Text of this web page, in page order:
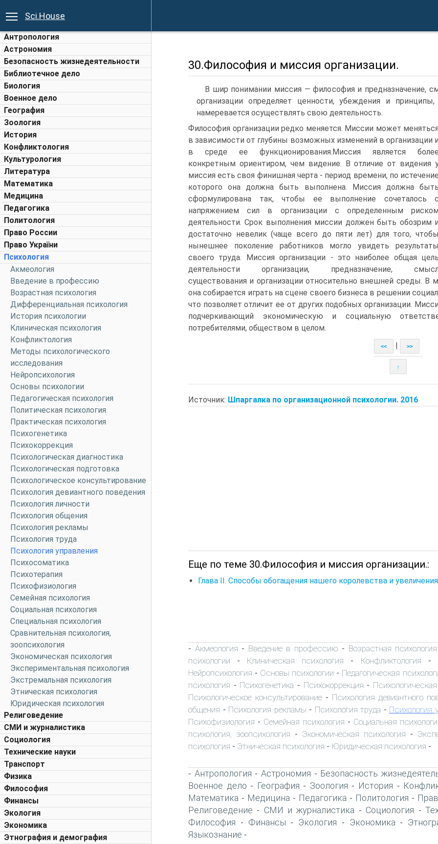
Sci.House
Антропология
Астрономия
Безопасность жизнедеятельности
Библиотечное дело
Биология
Военное дело
География
Зоология
История
Конфликтология
Культурология
Литература
Математика
Медицина
Педагогика
Политология
Право России
Право України
Психология
Акмеология
Введение в профессию
Возрастная психология
Дифференциальная психология
История психологии
Клиническая психология
Конфликтология
Методы психологического
исследования
Нейропсихология
Основы психологии
Педагогическая психология
Политическая психология
Практическая психология
Психогенетика
Психокоррекция
Психологическая диагностика
Психологическая подготовка
Психологическое консультирование
Психология девиантного поведения
Психология личности
Психология общения
Психология рекламы
Психология труда
Психология управления
Психосоматика
Психотерапия
Психофизиология
Семейная психология
Социальная психология
Специальная психология
Сравнительная психология,
зоопсихология
Экономическая психология
Экспериментальная психология
Экстремальная психология
Этническая психология
Юридическая психология
Религоведение
СМИ и журналистика
Социология
Технические науки
Транспорт
Физика
Философия
Финансы
Экология
Экономика
Этнография и демография
30.Философия и миссия организации.
В шир понимании миссия — философия и предназначение,
организации определяет ценности, убеждения и
намеревается осуществлять свою деятельность.
Философия организации редко меняется. Миссии может меняться
в зависимости от глубины возможных изменений в организации и
в среде ее функционирования.Миссия является более
конкретным ориентиром, чем видение. В отличие от видения
миссия есть своя финишная черта - период времени, по истечение
которого она должна быть выполнена. Миссия должна быть
сформулирована так, чтобы ее выполнение сочеталось с
напряжением сил в организации с определенным риском
деятельности. Срок выполнения миссии должен быть обозрим и
достаточно невелик (чаще всего до пяти лет) для того, чтобы
нынешнее поколение работников могло увидеть результаты
своего труда. Миссия организации - это наиболее общая цель
деятельности организации, предназначение, смысл
существования и организации относительно внешней среды. В
она собирается играть на сцене своего бизнеса в решении
что позволяет отличит ее от других подобных организации.
подчеркивающий экономическую и социальную
потребителями, обществом в целом.
<< >>
↑
Источник: Шпаргалка по организационной психологии. 2016
Еще по теме 30.Философия и миссия организации.:
Глава II. Способы обогащения нашего королевства и
- Акмеология - Введение в профессию - Возрастная психология
психологии - Клиническая психология - Конфликтология -
Нейропсихология - Основы психологии - Педагогическая
психология - Психогенетика - Психокоррекция -
Психологическое консультирование- Психология девиантного
общения - Психология рекламы - Психология труда - Психология
Психофизиология - Семейная психология - Социальная
психология, зоопсихология - Экономическая психология -
психология - Этническая психология - Юридическая психология -
- Антропология -Астрономия - Безопасность
Военное дело - География - Зоология - История -
Математика - Медицина - Педагогика - Политология -
Религоведение - СМИ и журналистика - Социология -
Философия - Финансы - Экология - Экономика -
Языкознание -